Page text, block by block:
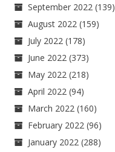
September 2022 (139)
August 2022 (159)
July 2022 (178)
June 2022 (373)
May 2022 (218)
April 2022 (94)
March 2022 (160)
February 2022 (96)
January 2022 (288)